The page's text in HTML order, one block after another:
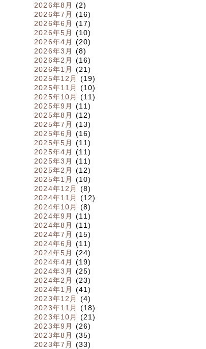
2026年8月
(2)
2026年7月
(16)
2026年6月
(17)
2026年5月
(10)
2026年4月
(20)
2026年3月
(8)
2026年2月
(16)
2026年1月
(21)
2025年12月
(19)
2025年11月
(10)
2025年10月
(11)
2025年9月
(11)
2025年8月
(12)
2025年7月
(13)
2025年6月
(16)
2025年5月
(11)
2025年4月
(11)
2025年3月
(11)
2025年2月
(12)
2025年1月
(10)
2024年12月
(8)
2024年11月
(12)
2024年10月
(8)
2024年9月
(11)
2024年8月
(11)
2024年7月
(15)
2024年6月
(11)
2024年5月
(24)
2024年4月
(19)
2024年3月
(25)
2024年2月
(23)
2024年1月
(41)
2023年12月
(4)
2023年11月
(18)
2023年10月
(21)
2023年9月
(26)
2023年8月
(35)
2023年7月
(33)